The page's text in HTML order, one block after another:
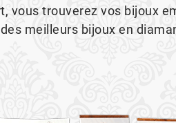
vous trouverez vos bijoux
meilleurs bijoux en